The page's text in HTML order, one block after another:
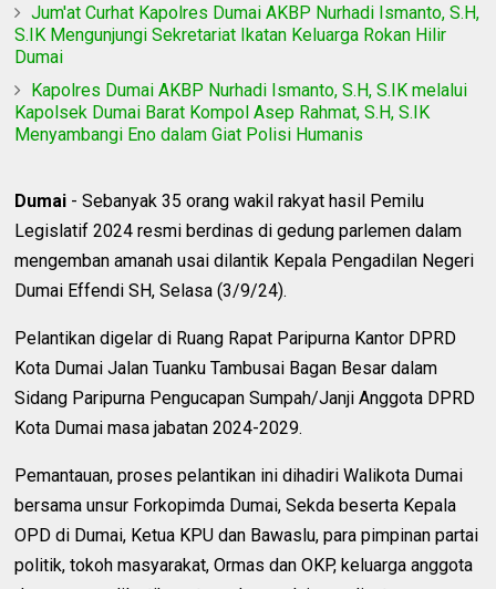
Jum'at Curhat Kapolres Dumai AKBP Nurhadi Ismanto, S.H,
S.IK Mengunjungi Sekretariat Ikatan Keluarga Rokan Hilir
Dumai
Kapolres Dumai AKBP Nurhadi Ismanto, S.H, S.IK melalui
Kapolsek Dumai Barat Kompol Asep Rahmat, S.H, S.IK
Menyambangi Eno dalam Giat Polisi Humanis
Dumai - Sebanyak 35 orang wakil rakyat hasil Pemilu
Legislatif 2024 resmi berdinas di gedung parlemen dalam
mengemban amanah usai dilantik Kepala Pengadilan Negeri
Dumai Effendi SH, Selasa (3/9/24).
Pelantikan digelar di Ruang Rapat Paripurna Kantor DPRD
Kota Dumai Jalan Tuanku Tambusai Bagan Besar dalam
Sidang Paripurna Pengucapan Sumpah/Janji Anggota DPRD
Kota Dumai masa jabatan 2024-2029.
Pemantauan, proses pelantikan ini dihadiri Walikota Dumai
bersama unsur Forkopimda Dumai, Sekda beserta Kepala
OPD di Dumai, Ketua KPU dan Bawaslu, para pimpinan partai
politik, tokoh masyarakat, Ormas dan OKP, keluarga anggota